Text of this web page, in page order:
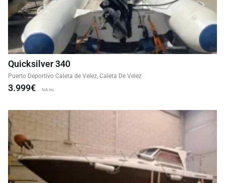
Quicksilver 340
Puerto Deportivo Caleta de Velez, Caleta De Velez
3.999€ IVA inc.